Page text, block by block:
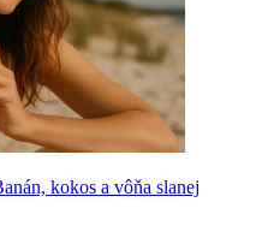
kokos a vôňa slanej